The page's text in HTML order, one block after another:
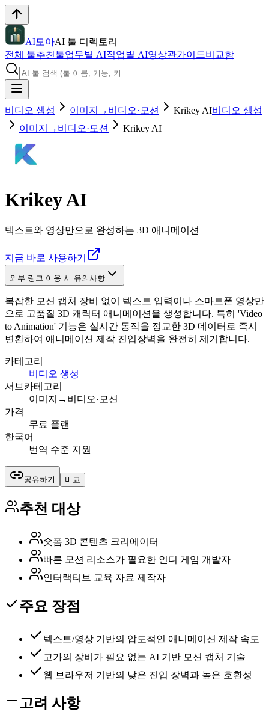
AI모아AI 툴 디렉토리
전체 툴추천툴업무별 AI직업별 AI영상관가이드비교함
비디오 생성 이미지→비디오·모션 Krikey AI비디오 생성
이미지→비디오·모션
Krikey AI
Krikey AI
텍스트와 영상만으로 완성하는 3D 애니메이션
지금 바로 사용하기
외부 링크 이용 시 유의사항
복잡한 모션 캡처 장비 없이 텍스트 입력이나 스마트폰 영상만
으로 고품질 3D 캐릭터 애니메이션을 생성합니다. 특히 'Video
to Animation' 기능은 실시간 동작을 정교한 3D 데이터로 즉시
변환하여 애니메이션 제작 진입장벽을 완전히 제거합니다.
카테고리
비디오 생성
서브카테고리
이미지→비디오·모션
가격
무료 플랜
한국어
번역 수준 지원
공유하기 비교
추천 대상
숏폼 3D 콘텐츠 크리에이터
빠른 모션 리소스가 필요한 인디 게임 개발자
인터랙티브 교육 자료 제작자
주요 장점
텍스트/영상 기반의 압도적인 애니메이션 제작 속도
고가의 장비가 필요 없는 AI 기반 모션 캡처 기술
웹 브라우저 기반의 낮은 진입 장벽과 높은 호환성
고려 사항